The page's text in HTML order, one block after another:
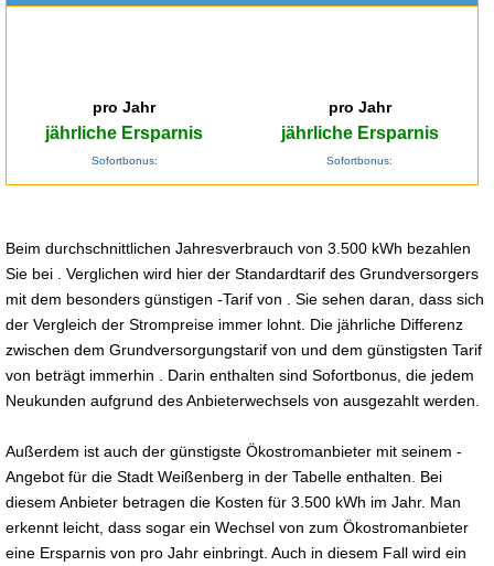
pro Jahr
jährliche Ersparnis
Sofortbonus:
pro Jahr
jährliche Ersparnis
Sofortbonus:
Beim durchschnittlichen Jahresverbrauch von 3.500 kWh bezahlen
Sie bei . Verglichen wird hier der Standardtarif des Grundversorgers
mit dem besonders günstigen -Tarif von . Sie sehen daran, dass sich
der Vergleich der Strompreise immer lohnt. Die jährliche Differenz
zwischen dem Grundversorgungstarif von und dem günstigsten Tarif
von beträgt immerhin . Darin enthalten sind Sofortbonus, die jedem
Neukunden aufgrund des Anbieterwechsels von ausgezahlt werden.
Außerdem ist auch der günstigste Ökostromanbieter mit seinem -
Angebot für die Stadt Weißenberg in der Tabelle enthalten. Bei
diesem Anbieter betragen die Kosten für 3.500 kWh im Jahr. Man
erkennt leicht, dass sogar ein Wechsel von zum Ökostromanbieter
eine Ersparnis von pro Jahr einbringt. Auch in diesem Fall wird ein